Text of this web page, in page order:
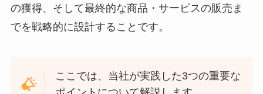
の獲得、そして最終的な商品・サービスの販売ま
でを戦略的に設計することです。
ここでは、当社が実践した3つの重要な